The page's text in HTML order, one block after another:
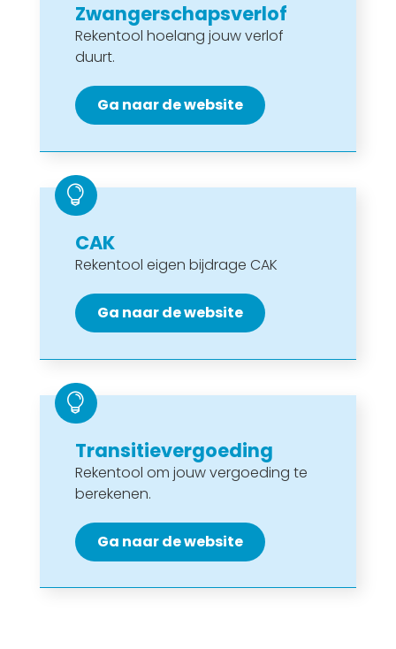
Zwangerschapsverlof
Rekentool hoelang jouw verlof
duurt.
Ga naar de website

CAK
Rekentool eigen bijdrage CAK
Ga naar de website

Transitievergoeding
Rekentool om jouw vergoeding te
berekenen.
Ga naar de website